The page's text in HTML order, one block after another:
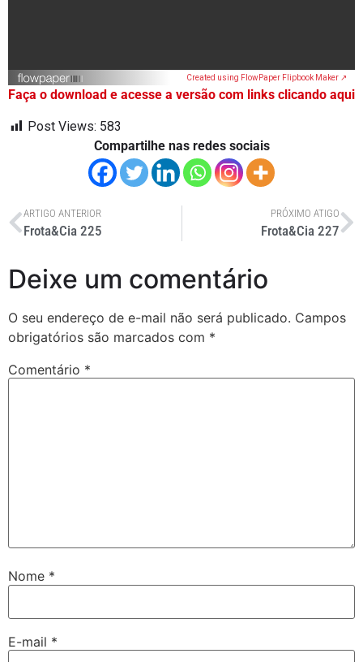
Created using FlowPaper Flipbook Maker ↗
Faça o download e acesse a versão com links clicando aqui
Post Views: 583
Compartilhe nas redes sociais
ARTIGO ANTERIOR
Frota&Cia 225
PRÓXIMO ATIGO
Frota&Cia 227
Deixe um comentário
O seu endereço de e-mail não será publicado. Campos
obrigatórios são marcados com *
Comentário *
Nome *
E-mail *